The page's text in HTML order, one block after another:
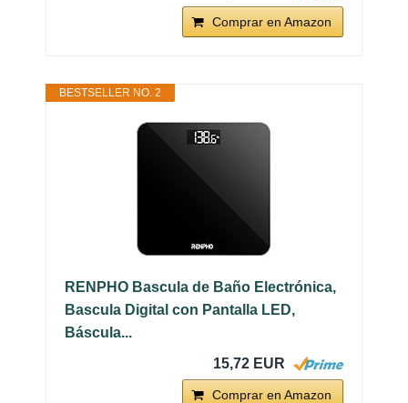
Comprar en Amazon
BESTSELLER NO. 2
RENPHO Bascula de Baño Electrónica,
Bascula Digital con Pantalla LED,
Báscula...
15,72 EUR
Comprar en Amazon